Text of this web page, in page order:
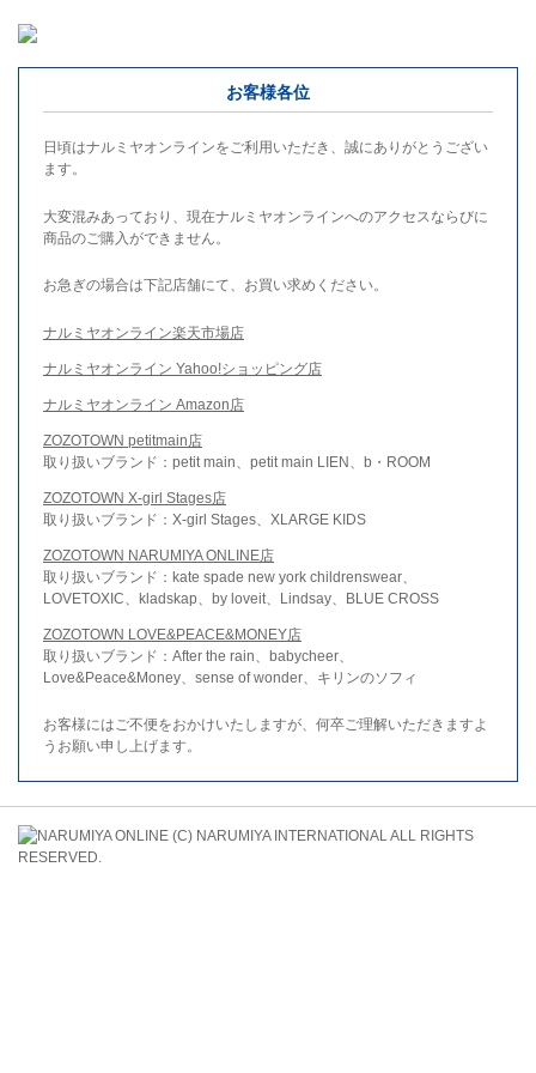
お客様各位
日頃はナルミヤオンラインをご利用いただき、誠にありがとうござい
ます。
大変混みあっており、現在ナルミヤオンラインへのアクセスならびに
商品のご購入ができません。
お急ぎの場合は下記店舗にて、お買い求めください。
ナルミヤオンライン楽天市場店
ナルミヤオンライン Yahoo!ショッピング店
ナルミヤオンライン Amazon店
ZOZOTOWN petitmain店
取り扱いブランド：petit main、petit main LIEN、b・ROOM
ZOZOTOWN X-girl Stages店
取り扱いブランド：X-girl Stages、XLARGE KIDS
ZOZOTOWN NARUMIYA ONLINE店
取り扱いブランド：kate spade new york childrenswear、
LOVETOXIC、kladskap、by loveit、Lindsay、BLUE CROSS
ZOZOTOWN LOVE&PEACE&MONEY店
取り扱いブランド：After the rain、babycheer、
Love&Peace&Money、sense of wonder、キリンのソフィ
お客様にはご不便をおかけいたしますが、何卒ご理解いただきますよ
うお願い申し上げます。